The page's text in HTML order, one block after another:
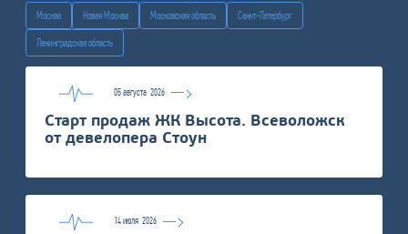
Москва Новая Москва Московская область Санкт-Петербург
Ленинградская область
05 августа2026
Старт продаж ЖК Высота. Всеволожск
от девелопера Стоун
14 июля2026